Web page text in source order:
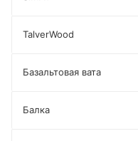
TalverWood
Базальтовая вата
Балка